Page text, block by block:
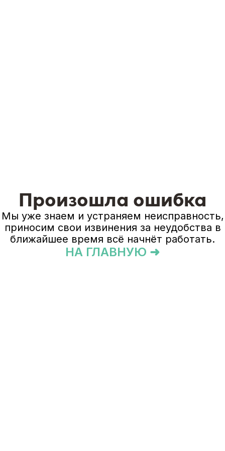
Произошла ошибка
Мы уже знаем и устраняем неисправность,
приносим свои извинения за неудобства в
ближайшее время всё начнёт работать.
НА ГЛАВНУЮ ➜